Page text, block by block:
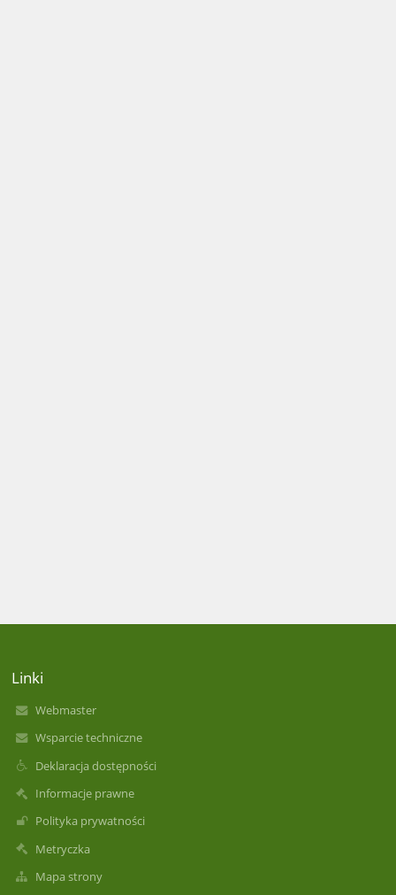
Linki
Webmaster
Wsparcie techniczne
Deklaracja dostępności
Informacje prawne
Polityka prywatności
Metryczka
Mapa strony